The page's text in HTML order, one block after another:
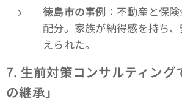
徳島市の事例 ：不動産と保
配分。家族が納得感を持ち
えられた。
7. 生前対策コンサルティング
の継承」